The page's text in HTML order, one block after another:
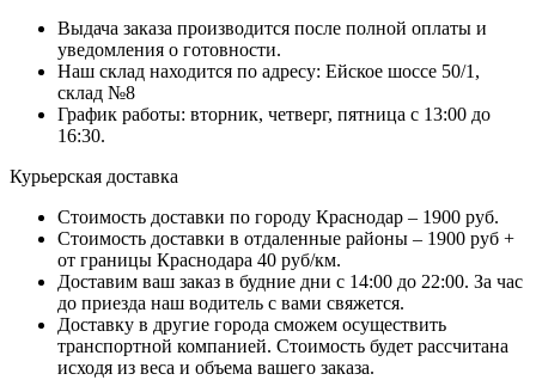
Выдача заказа производится после полной оплаты и
уведомления о готовности.
Наш склад находится по адресу: Ейское шоссе 50/1,
склад №8
График работы: вторник, четверг, пятница с 13:00 до
16:30.
Курьерская доставка
Стоимость доставки по городу Краснодар – 1900 руб.
Стоимость доставки в отдаленные районы – 1900 руб +
от границы Краснодара 40 руб/км.
Доставим ваш заказ в будние дни с 14:00 до 22:00. За час
до приезда наш водитель с вами свяжется.
Доставку в другие города сможем осуществить
транспортной компанией. Стоимость будет рассчитана
исходя из веса и объема вашего заказа.